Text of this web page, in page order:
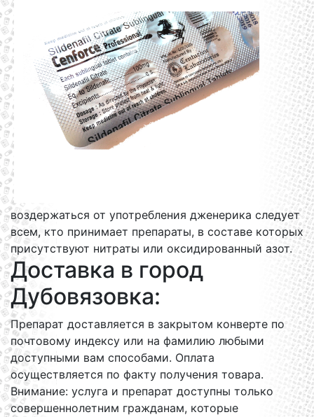
воздержаться от употребления дженерика следует
всем, кто принимает препараты, в составе которых
присутствуют нитраты или оксидированный азот.
Доставка в город
Дубовязовка:
Препарат доставляется в закрытом конверте по
почтовому индексу или на фамилию любыми
доступными вам способами. Оплата
осуществляется по факту получения товара.
Внимание: услуга и препарат доступны только
совершеннолетним гражданам, которые